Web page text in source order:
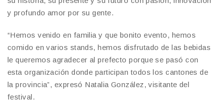
y profundo amor por su gente.
“Hemos venido en familia y que bonito evento, hemos
comido en varios stands, hemos disfrutado de las bebidas
le queremos agradecer al prefecto porque se pasó con
esta organización donde participan todos los cantones de
la provincia”, expresó Natalia González, visitante del
festival.